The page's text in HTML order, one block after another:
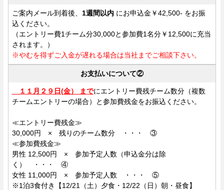
ご案内メール到着後、 1週間以内にお申込金￥42,500- をお振
込ください。
（エントリー費1チーム分30,000と参加費1名分￥12,500に充当
されます。）
※やむを得ずご入金が遅れる場合は当社までご相談下さい。
お支払いについて②
１１月２９日(金） までにエントリー費残チーム数分（複数
チームエントリーの場合）と参加費残金をお振込ください。
≪エントリー費残金≫
30,000円 × 残りのチーム数分 ・・・ ③
≪参加費残金≫
男性 12,500円 × 参加予定人数（申込金分は除
く） ・・・ ④
女性 11,000円 × 参加予定人数 ・・・ ⑤
※1泊3食付き【12/21（土）夕食・12/22（日）朝・昼食】